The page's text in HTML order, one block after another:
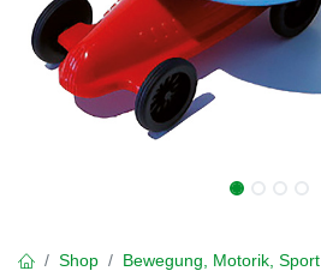
Shop
Bewegung, Motorik, Sport